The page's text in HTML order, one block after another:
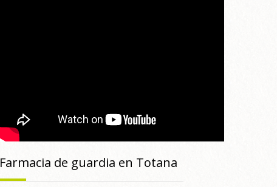
Farmacia de guardia en Totana